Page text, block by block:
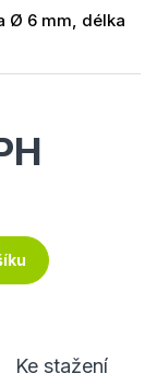
Ø 6 mm, délka
Ke stažení